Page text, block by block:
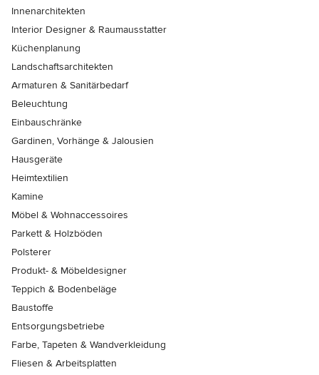
Innenarchitekten
Interior Designer & Raumausstatter
Küchenplanung
Landschaftsarchitekten
Armaturen & Sanitärbedarf
Beleuchtung
Einbauschränke
Gardinen, Vorhänge & Jalousien
Hausgeräte
Heimtextilien
Kamine
Möbel & Wohnaccessoires
Parkett & Holzböden
Polsterer
Produkt- & Möbeldesigner
Teppich & Bodenbeläge
Baustoffe
Entsorgungsbetriebe
Farbe, Tapeten & Wandverkleidung
Fliesen & Arbeitsplatten